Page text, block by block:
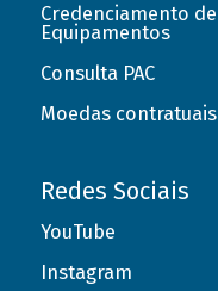
Credenciamento de
Equipamentos
Consulta PAC
Moedas contratuais
Redes Sociais
YouTube
Instagram